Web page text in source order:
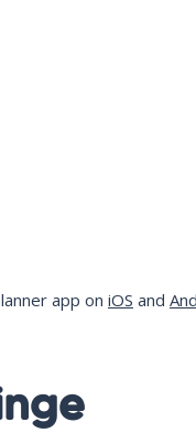
app on iOS and